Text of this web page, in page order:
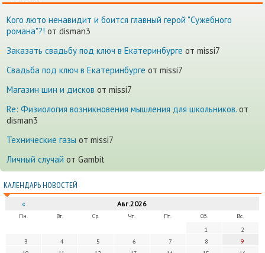
Кого люто ненавидит и боится главный герой "Сужебного
романа"?! от disman3
Заказать свадьбу под ключ в Екатеринбурге от missi7
Cвадьба под ключ в Екатеринбурге от missi7
Магазин шин и дисков от missi7
Re: Физиология возникновения мышления для школьников. от
disman3
Технические газы от missi7
Личный случай от Gambit
КАЛЕНДАРЬ НОВОСТЕЙ
« Авг.2026
Пн. Вт. Ср. Чт. Пт. Сб.
Вс.
1
2
3
4 5 6 7 8
9